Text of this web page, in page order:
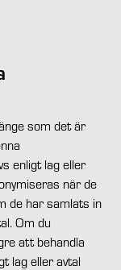
som det är
enligt lag eller
när de
de har samlats in
Om du
att behandla
lag eller avtal